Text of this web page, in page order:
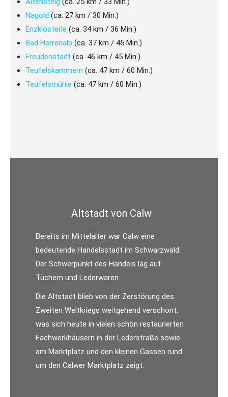
Nagold (ca. 27 km / 30 Min.)
Enzklösterle (ca. 34 km / 36 Min.)
Bad Herrenalb (ca. 37 km / 45 Min.)
Freudenstadt (ca. 46 km / 45 Min.)
Teufelskammern (ca. 47 km / 60 Min.)
Teufelsmühle (ca. 47 km / 60 Min.)
Altstadt von Calw
Bereits im Mittelalter war Calw eine
bedeutende Handelsstadt im Schwarzwald.
Der Schwerpunkt des Handels lag auf
Tüchern und Lederwaren.
Die Altstadt blieb von der Zerstörung des
Zweiten Weltkriegs weitgehend verschont,
was sich heute in vielen schön restaurierten
Fachwerkhäusern in der Lederstraße sowie
am Marktplatz und den kleinen Gassen rund
um den Calwer Marktplatz zeigt.